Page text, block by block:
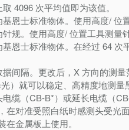
4096 次平均值即为该值。
恩士标准物体。使用高度/ 位
规。使用高度/ 位置工具测量
基恩士标准物体。在经过 64
间隔。更改后，X 方向的测量
）就可以稳定、高精度地测量
缆（CB-B*）或延长电缆（
在对准受照白纸时感测头受光面
在金属板上使用。